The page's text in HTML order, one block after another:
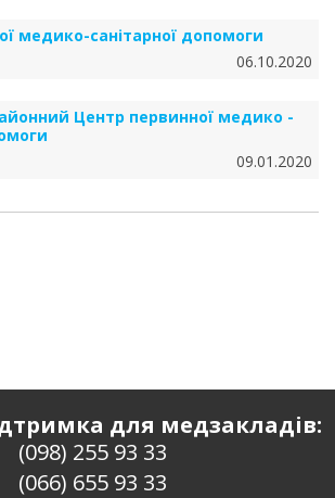
медико-санітарної допомоги
06.10.2020
Центр первинної медико -
09.01.2020
для медзакладів:
(098) 255 93 33
(066) 655 93 33